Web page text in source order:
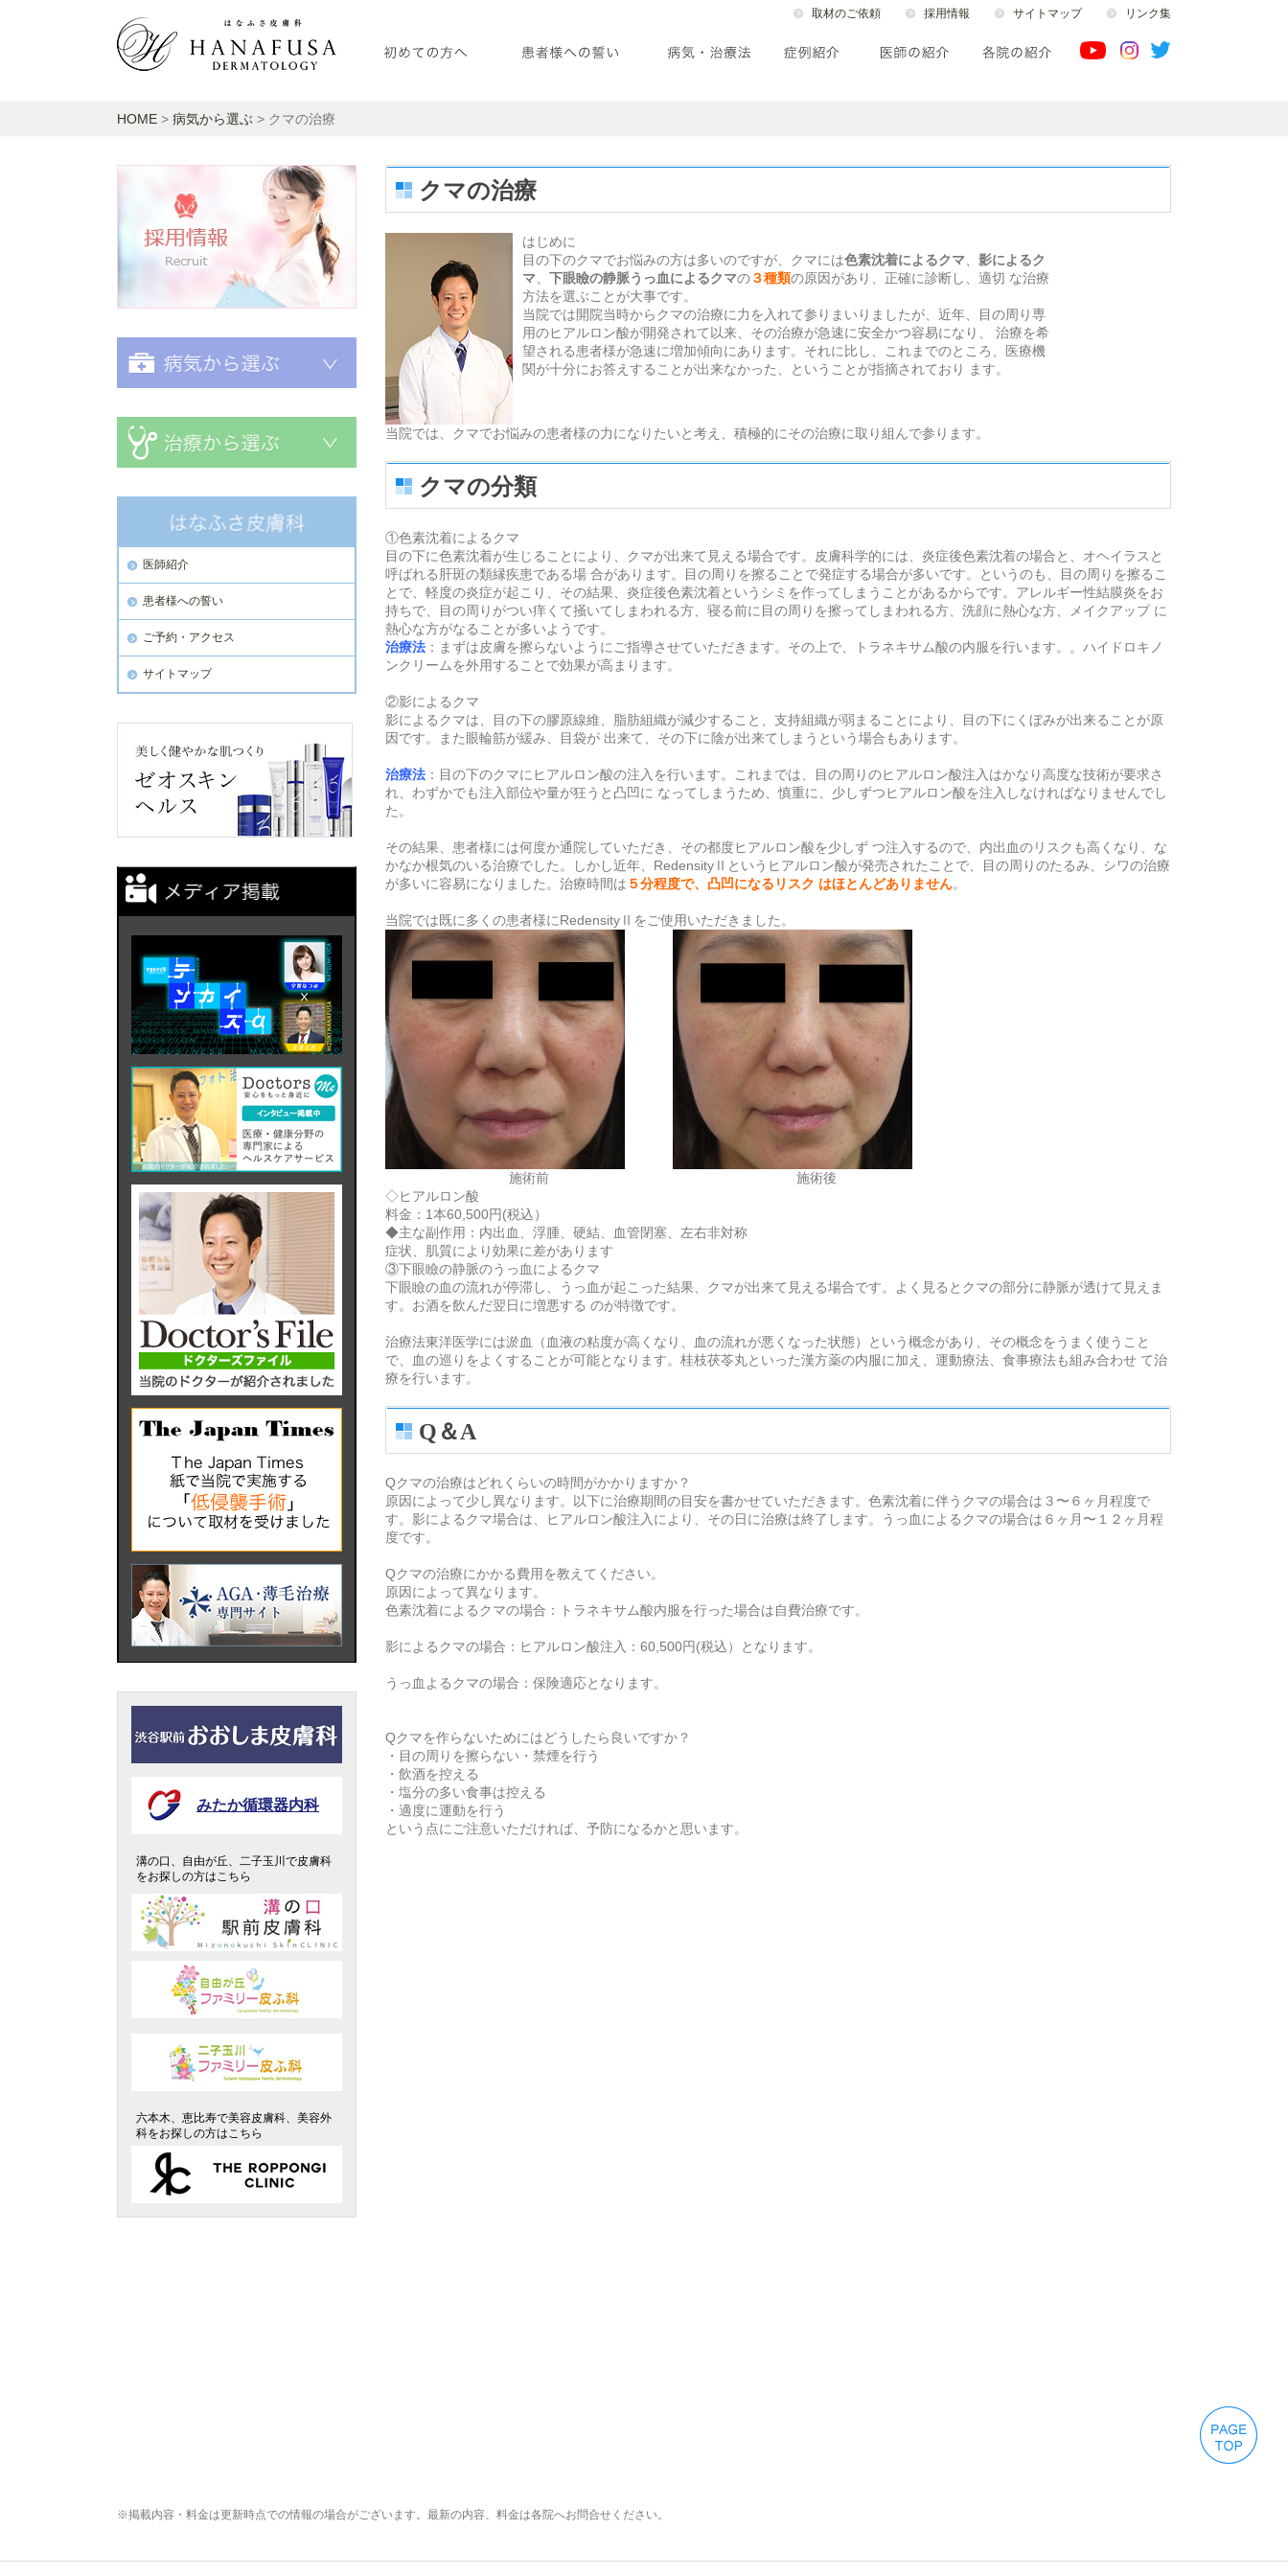
取材のご依頼 採用情報 サイトマップ リンク集
HOME > 病気から選ぶ > クマの治療
クマの治療
はじめに
目の下のクマでお悩みの方は多いのですが、クマには色素沈着によるクマ
影によるク
マ
下眼瞼の静脈うっ血によるクマの３種類の原因があり、正確に診断し、適切 な治療
方法を選ぶことが大事です。
当院では開院当時からクマの治療に力を入れて参りまいりましたが、近年、目の周り専
用のヒアルロン酸が開発されて以来、その治療が急速に安全かつ容易になり、 治療を希
望される患者様が急速に増加傾向にあります。それに比し、これまでのところ、医療機
関が十分にお答えすることが出来なかった、ということが指摘されており ます。
当院では、クマでお悩みの患者様の力になりたいと考え、積極的にその治療に取り組んで参ります。
クマの分類
①色素沈着によるクマ
目の下に色素沈着が生じることにより、クマが出来て見える場合です。皮膚科学的には、炎症後色素沈着の場合と、オヘイラスと
呼ばれる肝斑の類縁疾患である場 合があります。目の周りを擦ることで発症する場合が多いです。というのも、目の周りを擦るこ
とで、軽度の炎症が起こり、その結果、炎症後色素沈着というシミを作ってしまうことがあるからです。アレルギー性結膜炎をお
持ちで、目の周りがつい痒くて掻いてしまわれる方、寝る前に目の周りを擦ってしまわれる方、洗顔に熱心な方、メイクアップ に
熱心な方がなることが多いようです。
治療法 ：まずは皮膚を擦らないようにご指導させていただきます。その上で、トラネキサム酸の内服を行います。。ハイドロキノ
ンクリームを外用することで効果が高まります。
②影によるクマ
影によるクマは、目の下の膠原線維、脂肪組織が減少すること、支持組織が弱まることにより、目の下にくぼみが出来ることが原
因です。また眼輪筋が緩み、目袋が 出来て、その下に陰が出来てしまうという場合もあります。
治療法 ：目の下のクマにヒアルロン酸の注入を行います。これまでは、目の周りのヒアルロン酸注入はかなり高度な技術が要求さ
れ、わずかでも注入部位や量が狂うと凸凹に なってしまうため、慎重に、少しずつヒアルロン酸を注入しなければなりませんでし
た。
その結果、患者様には何度か通院していただき、その都度ヒアルロン酸を少しず つ注入するので、内出血のリスクも高くなり、な
かなか根気のいる治療でした。しかし近年、RedensityⅡというヒアルロン酸が発売されたことで、目の周りのたるみ、シワの治療
が多いに容易になりました。治療時間は ５分程度で、凸凹になるリスク はほとんどありません。
当院では既に多くの患者様にRedensityⅡをご使用いただきました。
施術前
施術後
◇ヒアルロン酸
料金：1本60,500円(税込）
◆主な副作用：内出血、浮腫、硬結、血管閉塞、左右非対称
症状、肌質により効果に差があります
③下眼瞼の静脈のうっ血によるクマ
下眼瞼の血の流れが停滞し、うっ血が起こった結果、クマが出来て見える場合です。よく見るとクマの部分に静脈が透けて見えま
す。お酒を飲んだ翌日に増悪する のが特徴です。
治療法東洋医学には淤血（血液の粘度が高くなり、血の流れが悪くなった状態）という概念があり、その概念をうまく使うこと
で、血の巡りをよくすることが可能となります。桂枝茯苓丸といった漢方薬の内服に加え、運動療法、食事療法も組み合わせ て治
療を行います。
Q＆A
Qクマの治療はどれくらいの時間がかかりますか？
原因によって少し異なります。以下に治療期間の目安を書かせていただきます。色素沈着に伴うクマの場合は３〜６ヶ月程度で
す。影によるクマ場合は、ヒアルロン酸注入により、その日に治療は終了します。うっ血によるクマの場合は６ヶ月〜１２ヶ月程
度です。
Qクマの治療にかかる費用を教えてください。
原因によって異なります。
色素沈着によるクマの場合：トラネキサム酸内服を行った場合は自費治療です。
影によるクマの場合：ヒアルロン酸注入：60,500円(税込）となります。
うっ血よるクマの場合：保険適応となります。
Qクマを作らないためにはどうしたら良いですか？
・目の周りを擦らない・禁煙を行う
・飲酒を控える
・塩分の多い食事は控える
・適度に運動を行う
という点にご注意いただければ、予防になるかと思います。
採用情報
医師紹介
患者様への誓い
ご予約・アクセス
サイトマップ
みたか循環器内科
溝の口、自由が丘、二子玉川で皮膚科
をお探しの方はこちら
六本木、恵比寿で美容皮膚科、美容外
科をお探しの方はこちら
※掲載内容・料金は更新時点での情報の場合がございます。最新の内容、料金は各院へお問合せください。